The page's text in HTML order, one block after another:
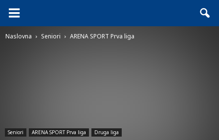
Naslovna Seniori ARENA SPORT Prva liga
Seniori ARENA SPORT Prva liga Druga liga